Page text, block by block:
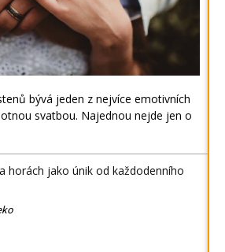
bývá jeden z nejvíce emotivních
svatbou. Najednou nejde jen o
horách jako únik od každodenního